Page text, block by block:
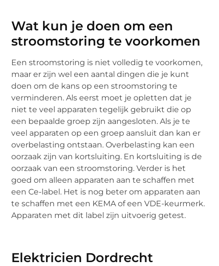
Wat kun je doen om een
stroomstoring te voorkomen
Een stroomstoring is niet volledig te voorkomen,
maar er zijn wel een aantal dingen die je kunt
doen om de kans op een stroomstoring te
verminderen. Als eerst moet je opletten dat je
niet te veel apparaten tegelijk gebruikt die op
een bepaalde groep zijn aangesloten. Als je te
veel apparaten op een groep aansluit dan kan er
overbelasting ontstaan. Overbelasting kan een
oorzaak zijn van kortsluiting. En kortsluiting is de
oorzaak van een stroomstoring. Verder is het
goed om alleen apparaten aan te schaffen met
een Ce-label. Het is nog beter om apparaten aan
te schaffen met een KEMA of een VDE-keurmerk.
Apparaten met dit label zijn uitvoerig getest.
Elektricien Dordrecht